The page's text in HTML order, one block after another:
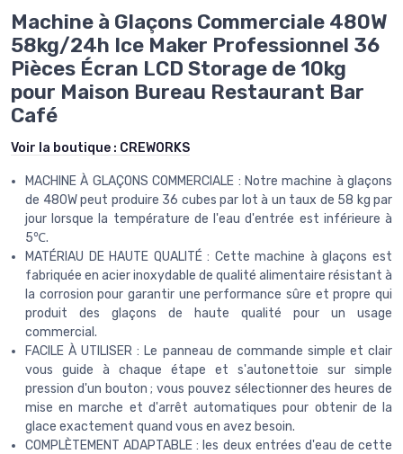
Machine à Glaçons Commerciale 480W
58kg/24h Ice Maker Professionnel 36
Pièces Écran LCD Storage de 10kg
pour Maison Bureau Restaurant Bar
Café
Voir la boutique : CREWORKS
MACHINE À GLAÇONS COMMERCIALE : Notre machine à glaçons
de 480W peut produire 36 cubes par lot à un taux de 58 kg par
jour lorsque la température de l'eau d'entrée est inférieure à
5℃.
MATÉRIAU DE HAUTE QUALITÉ : Cette machine à glaçons est
fabriquée en acier inoxydable de qualité alimentaire résistant à
la corrosion pour garantir une performance sûre et propre qui
produit des glaçons de haute qualité pour un usage
commercial.
FACILE À UTILISER : Le panneau de commande simple et clair
vous guide à chaque étape et s'autonettoie sur simple
pression d'un bouton ; vous pouvez sélectionner des heures de
mise en marche et d'arrêt automatiques pour obtenir de la
glace exactement quand vous en avez besoin.
COMPLÈTEMENT ADAPTABLE : les deux entrées d'eau de cette